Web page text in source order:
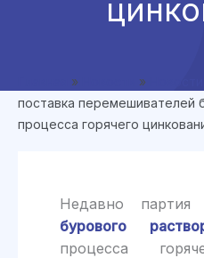
» »
поставка перемешивателей
процесса горячего
Недавно партия
бурового
процесса